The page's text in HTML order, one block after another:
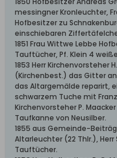
messingner Kronleuchter,
Hofbesitzer zu
einschiebaren
1851 Frau Wittwe Lebbe
Tauftücher, Pf. Klein 4
1853 Herr Kirchenvorsteher
(Kirchenbest.) das Gitter
das Altargemälde reparirt,
schwarzem Tuche mit
Kirchenvorsteher P.
Taufkanne von Neusilber.
1855 aus Gemeinde-
Altarleuchter (22 Thlr.),
Tauftücher.